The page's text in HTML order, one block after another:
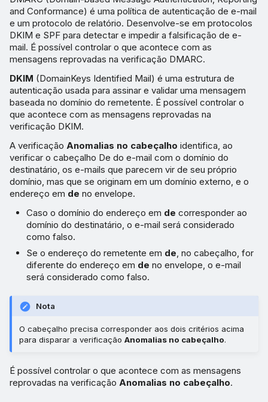
and Conformance) é uma política de autenticação de e-mail
e um protocolo de relatório. Desenvolve-se em protocolos
DKIM e SPF para detectar e impedir a falsificação de e-
mail. É possível controlar o que acontece com as
mensagens reprovadas na verificação DMARC.
DKIM (DomainKeys Identified Mail) é uma estrutura de
autenticação usada para assinar e validar uma mensagem
baseada no domínio do remetente. É possível controlar o
que acontece com as mensagens reprovadas na
verificação DKIM.
A verificação Anomalias no cabeçalho identifica, ao
verificar o cabeçalho De do e-mail com o domínio do
destinatário, os e-mails que parecem vir de seu próprio
domínio, mas que se originam em um domínio externo, e o
endereço em de no envelope.
Caso o domínio do endereço em de corresponder ao
domínio do destinatário, o e-mail será considerado
como falso.
Se o endereço do remetente em de, no cabeçalho, for
diferente do endereço em de no envelope, o e-mail
será considerado como falso.
Nota
O cabeçalho precisa corresponder aos dois critérios acima
para disparar a verificação Anomalias no cabeçalho.
É possível controlar o que acontece com as mensagens
reprovadas na verificação Anomalias no cabeçalho.